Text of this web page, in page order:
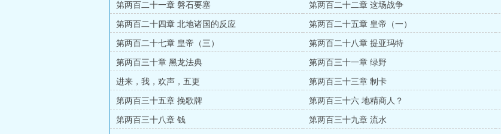
第两百二十一章 磐石要塞 第两百二十二章 这场战争
第两百二十四章 北地诸国的反应 第两百二十五章 皇帝（一）
第两百二十七章 皇帝（三） 第两百二十八章 提亚玛特
第两百三十章 黑龙法典 第两百三十一章 绿野
进来，我，欢声，五更 第两百三十三章 制卡
第两百三十五章 挽歌牌 第两百三十六 地精商人？
第两百三十八章 钱 第两百三十九章 流水